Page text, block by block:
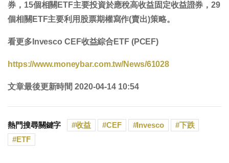
券，15個相關ETF主要投資於應稅高收益固定收益證券，29
個相關ETF主要利用股票期權寫作(賣出)策略。
看更多Invesco CEF收益綜合ETF (PCEF)
https://www.moneybar.com.tw/News/61028
文章最後更新時間 2020-04-14 10:54
熱門搜尋關鍵字 收益 CEF Invesco
下跌
ETF